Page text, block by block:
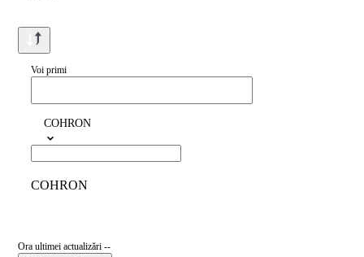
Voi primi
COHRON
COHRON
Ora ultimei actualizări --